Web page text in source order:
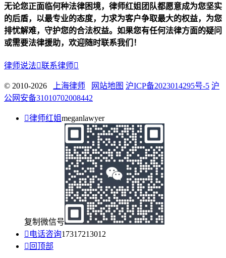
无论您正面临何种法律困境，律师红姐团队都愿意成为您坚实
的后盾，以最专业的态度，力求为客户争取最大的权益，为您
排忧解难，守护您的合法权益。如果您有任何法律方面的疑问
或需要法律援助，欢迎随时联系我们！
律师说法联系律师
© 2010-2026 上海律师 网站地图 沪ICP备2023014295号-5 沪
公网安备31010702008442
律师红姐meganlawyer
复制微信号
 电话咨询17317213012
 回顶部